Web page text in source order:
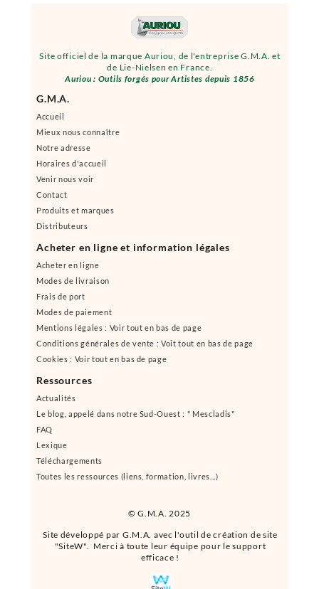
© G.M.A. 2025
Site officiel de la marque Auriou, de l'entreprise G.M.A. et
de Lie-Nielsen en France.
Auriou : Outils forgés pour Artistes depuis 1856
Site développé par G.M.A. avec l'outil de création de site
"SiteW". Merci à toute leur équipe pour le support
efficace !
G.M.A.
Accueil
Mieux nous connaître
Notre adresse
Horaires d'accueil
Venir nous voir
Contact
Produits et marques
Distributeurs
Acheter en ligne et information légales
Acheter en ligne
Modes de livraison
Frais de port
Modes de paiement
Mentions légales : Voir tout en bas de page
Conditions générales de vente : Voit tout en bas de page
Cookies : Voir tout en bas de page
Ressources
Actualités
Le blog, appelé dans notre Sud-Ouest : " Mescladis"
FAQ
Lexique
Téléchargements
Toutes les ressources (liens, formation, livres...)